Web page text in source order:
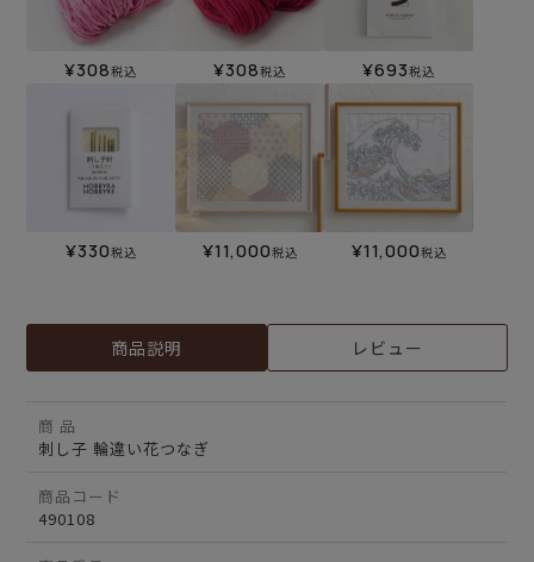
¥308税込 ¥308税込 ¥693税込
¥330税込 ¥11,000税込 ¥11,000税込
商品説明 レビュー
商 品
刺し子 輪違い花つなぎ
商品コード
490108